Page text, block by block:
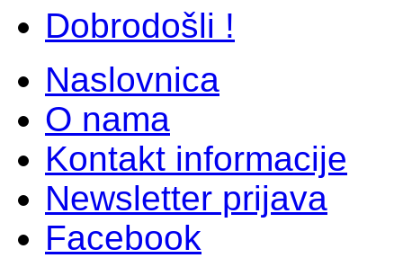
Dobrodošli !
Naslovnica
O nama
Kontakt informacije
Newsletter prijava
Facebook